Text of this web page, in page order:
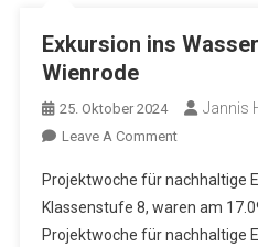
Exkursion ins
Wienrode
25. Oktober 2024 Jannis
Leave A CommentOn
Ins
Wasserwerk
Nach
Projektwoche für nachhaltige
Klassenstufe 8, waren am
Projektwoche für nachhaltige